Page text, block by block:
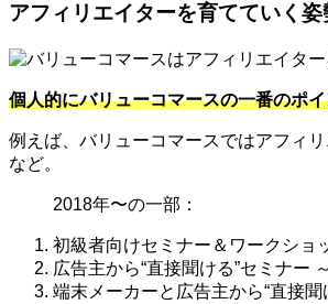
アフィリエイターを育てていく
個人的にバリューコマースの一番のポ
例えば、バリューコマースではアフィ
など。
2018年〜の一部：
初級者向けセミナー＆ワークショ
広告主から“直接聞ける”セミナー
端末メーカーと広告主から“直接